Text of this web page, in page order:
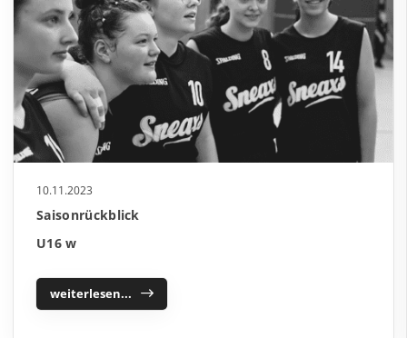
10.11.2023
Saisonrückblick
U16 w
weiterlesen...